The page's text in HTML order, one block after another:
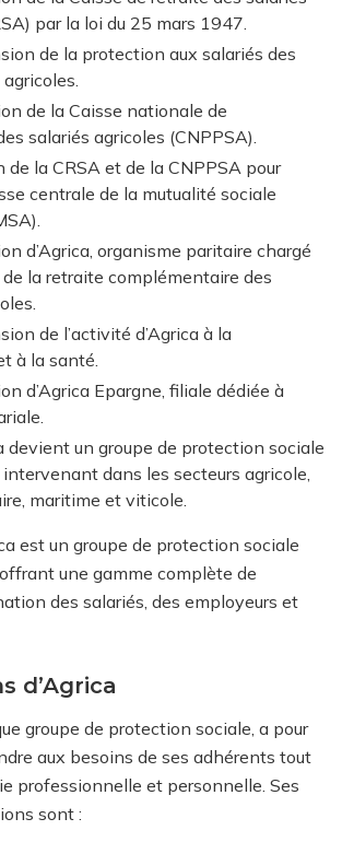
par la loi du 25 mars 1947.
de la protection aux salariés des
de la Caisse nationale de
salariés agricoles (CNPPSA).
de la CRSA et de la CNPPSA pour
centrale de la mutualité sociale
d’Agrica, organisme paritaire chargé
la retraite complémentaire des
de l’activité d’Agrica à la
à la santé.
d’Agrica Epargne, filiale dédiée à
devient un groupe de protection sociale
dans les secteurs agricole,
maritime et viticole.
est un groupe de protection sociale
une gamme complète de
des salariés, des employeurs et
d’Agrica
groupe de protection sociale, a pour
aux besoins de ses adhérents tout
professionnelle et personnelle. Ses
sont :